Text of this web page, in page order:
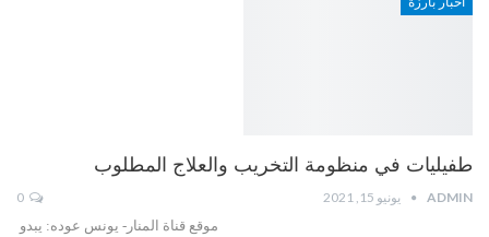
طفيليات في منظومة التخريب والعلاج المطلوب
ADMIN يونيو 15, 2021
موقع قناة المنار- يونس عوده: يبدو